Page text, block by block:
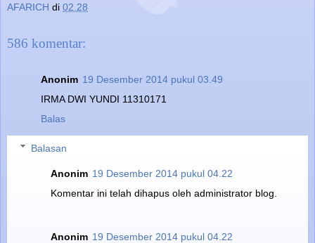
AFARICH di 02.28
586 komentar:
Anonim 19 Desember 2014 pukul 03.49
IRMA DWI YUNDI 11310171
Balas
Balasan
Anonim 19 Desember 2014 pukul 04.22
Komentar ini telah dihapus oleh administrator blog.
Anonim 19 Desember 2014 pukul 04.22